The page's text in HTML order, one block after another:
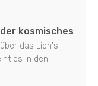
kosmisches
das Lion's
es in den